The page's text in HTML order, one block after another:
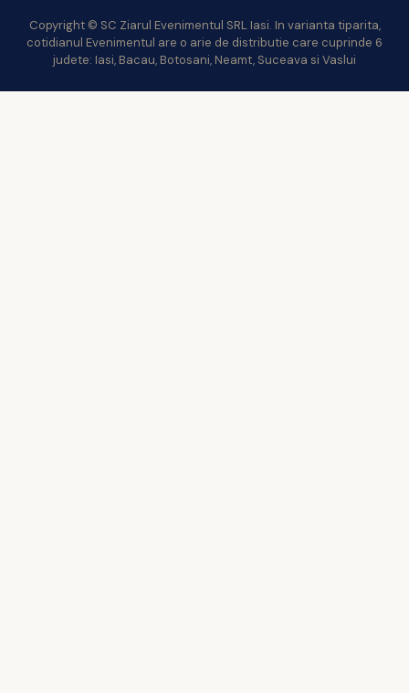
Copyright © SC Ziarul Evenimentul SRL Iasi. In varianta tiparita,
cotidianul Evenimentul are o arie de distributie care cuprinde 6
judete: Iasi, Bacau, Botosani, Neamt, Suceava si Vaslui